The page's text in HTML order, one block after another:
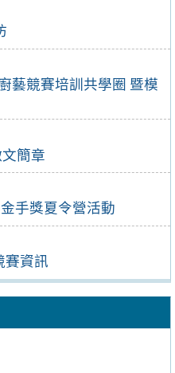
藝競賽培訓共學圈 暨模
簡章
手獎夏令營活動
賽資訊